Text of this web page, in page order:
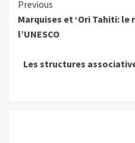
Continue
Reading
Previous
Marquises et ‘Ori Tahiti:
l’UNESCO
Les structures